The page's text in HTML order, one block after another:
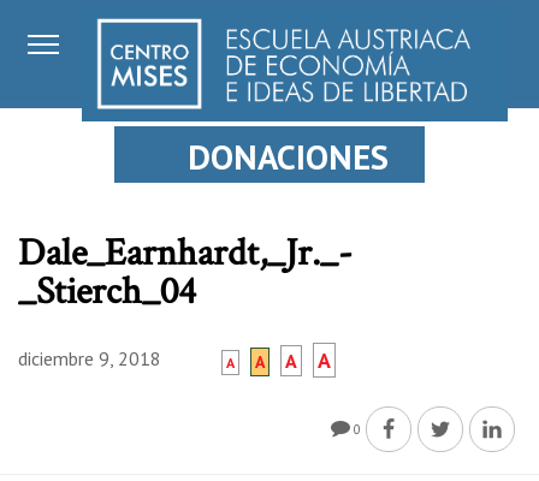
DONACIONES
Dale_Earnhardt,_Jr._-
_Stierch_04
diciembre 9, 2018 A A A A
0